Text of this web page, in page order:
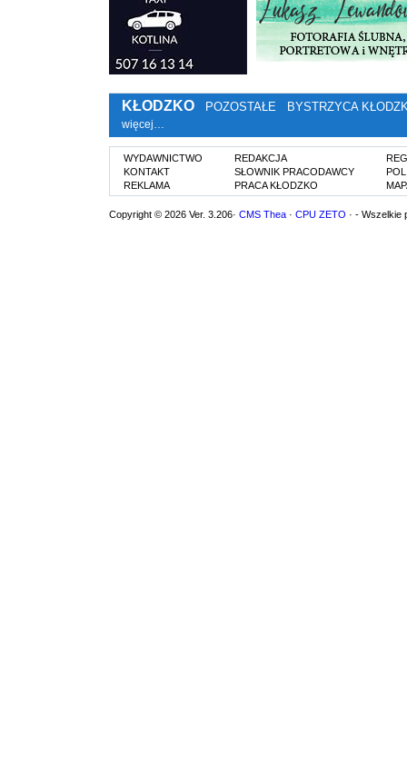
KŁODZKO POZOSTAŁE BYSTRZYCA
więcej…
WYDAWNICTWO
KONTAKT
REKLAMA
REDAKCJA
SŁOWNIK PRACODAWCY
PRACA KŁODZKO
Copyright © 2026 Ver. 3.206· CMS Thea · CPU ZETO · - Wszelkie